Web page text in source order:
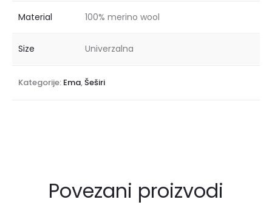
Material 100% merino wool
Size Univerzalna
Kategorije: Ema,Šeširi
Povezani proizvodi